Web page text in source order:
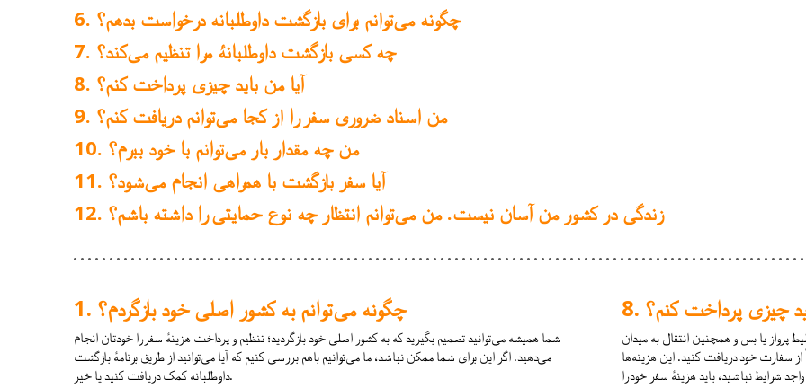
چگونه می‌توانم برای بازگشت داوطلبانه درخواست بدهم؟
چه کسی بازگشت داوطلبانهٔ مرا تنظیم می‌کند؟
آیا من باید چیزی پرداخت کنم؟
من اسناد ضروری سفر را از کجا می‌توانم دریافت کنم؟
من چه مقدار بار می‌توانم با خود ببرم؟
آیا سفر بازگشت با همراهی انجام می‌شود؟
زندگی در کشور من آسان نیست. من می‌توانم انتظار چه نوع حمایتی را داشته باشم؟
چگونه می‌توانم به کشور اصلی خود بازگردم؟
شما همیشه می‌توانید تصمیم بگیرید که به کشور اصلی خود بازگردید؛ تنظیم و پرداخت هزینهٔ سفر را خودتان انجام
می‌دهید. اگر این برای شما ممکن نباشد، ما می‌توانیم باهم بررسی کنیم که آیا می‌توانید از طریق برنامهٔ بازگشت
داوطلبانه کمک دریافت کنید یا خیر.
چیزی پرداخت کنم؟
پرواز یا بس و همچنین انتقال به میدان
سفارت خود دریافت کنید. این هزینه‌ها
شرایط نباشید، باید هزینهٔ سفر خود را